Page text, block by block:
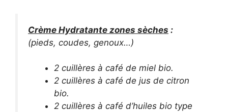
Crème Hydratante zones sèches :
(pieds, coudes, genoux…)
2 cuillères à café de miel bio.
2 cuillères à café de jus de citron
bio.
2 cuillères à café d’huiles bio type